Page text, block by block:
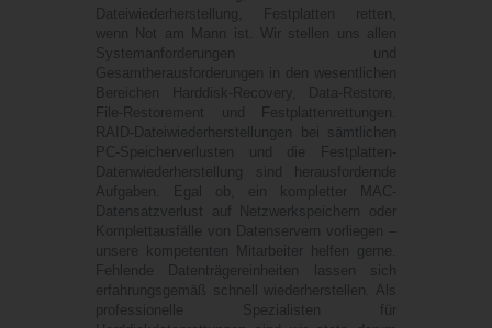
Dateiwiederherstellung, Festplatten retten,
wenn Not am Mann ist. Wir stellen uns allen
Systemanforderungen und
Gesamtherausforderungen in den wesentlichen
Bereichen Harddisk-Recovery, Data-Restore,
File-Restorement und Festplattenrettungen.
RAID-Dateiwiederherstellungen bei sämtlichen
PC-Speicherverlusten und die Festplatten-
Datenwiederherstellung sind herausfordernde
Aufgaben. Egal ob, ein kompletter MAC-
Datensatzverlust auf Netzwerkspeichern oder
Komplettausfälle von Datenservern vorliegen –
unsere kompetenten Mitarbeiter helfen gerne.
Fehlende Datenträgereinheiten lassen sich
erfahrungsgemäß schnell wiederherstellen. Als
professionelle Spezialisten für